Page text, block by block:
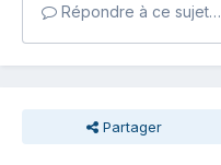
Répondre à ce sujet…
Partager